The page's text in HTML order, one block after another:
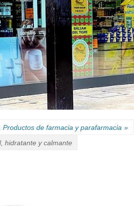
de farmacia y parafarmacia »
hidratante y calmante